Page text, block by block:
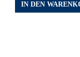
IN DEN